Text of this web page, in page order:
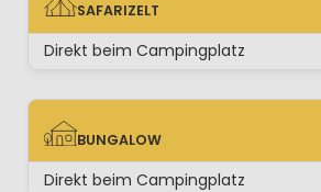
SAFARIZELT
SAFARIZELT
Direkt beim Campingplatz
BUNGALOW
BUNGALOW
Direkt beim Campingplatz